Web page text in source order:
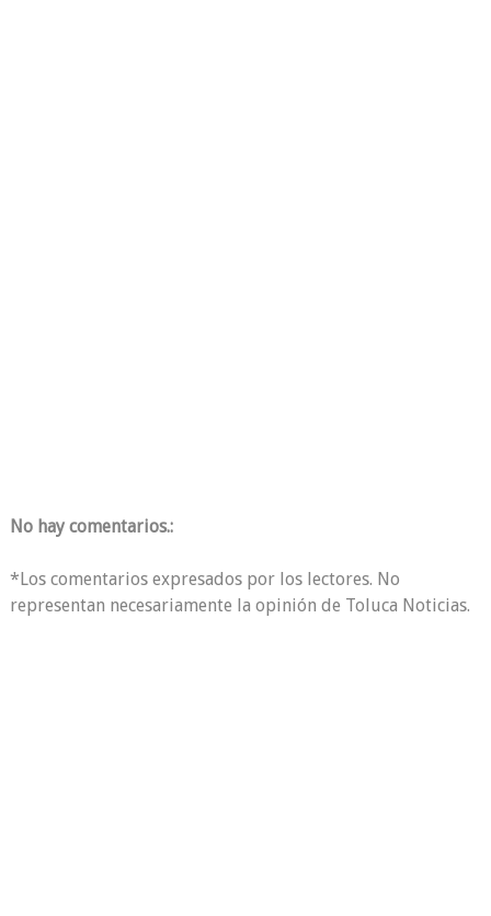
No hay comentarios.:
*Los comentarios expresados por los lectores. No
representan necesariamente la opinión de Toluca Noticias.